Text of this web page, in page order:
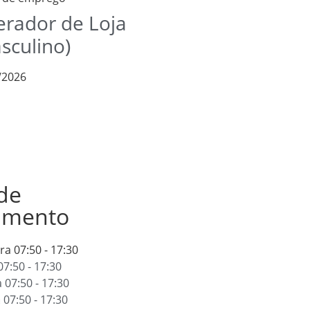
de Loja
07:50 - 17:30
- 17:30
07:50 - 17:30
07:50 - 17:30